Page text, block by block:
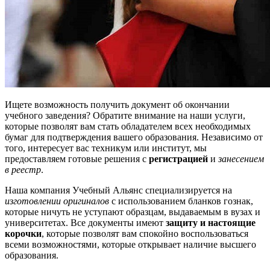
Ищете возможность получить документ об окончании
учебного заведения? Обратите внимание на наши услуги,
которые позволят вам стать обладателем всех необходимых
бумаг для подтверждения вашего образования. Независимо от
того, интересует вас техникум или институт, мы
предоставляем готовые решения с регистрацией изанесением
в реестр.
Наша компания Учебный Альянс специализируется на
изготовлении оригиналов с использованием бланков гознак,
которые ничуть не уступают образцам, выдаваемым в вузах и
университетах. Все документы имеют защиту и настоящие
корочки, которые позволят вам спокойно воспользоваться
всеми возможностями, которые открывает наличие высшего
образования.